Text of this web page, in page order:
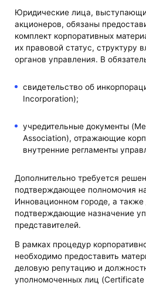
Юридические лица,
акционеров, обязаны
комплект корпоративных
их правовой статус, структуру
органов управления. В
свидетельство об
Incorporation);
учредительные документы
Association), отражающие
внутренние регламенты
Дополнительно требуется
подтверждающее полномочия
Инновационном городе, а также
подтверждающие назначение
представителей.
В рамках процедур
необходимо предоставить
деловую репутацию и
уполномоченных лиц (Certificate